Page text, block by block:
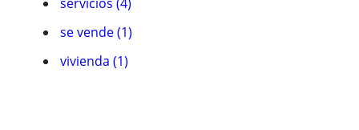
se vende (1)
vivienda (1)